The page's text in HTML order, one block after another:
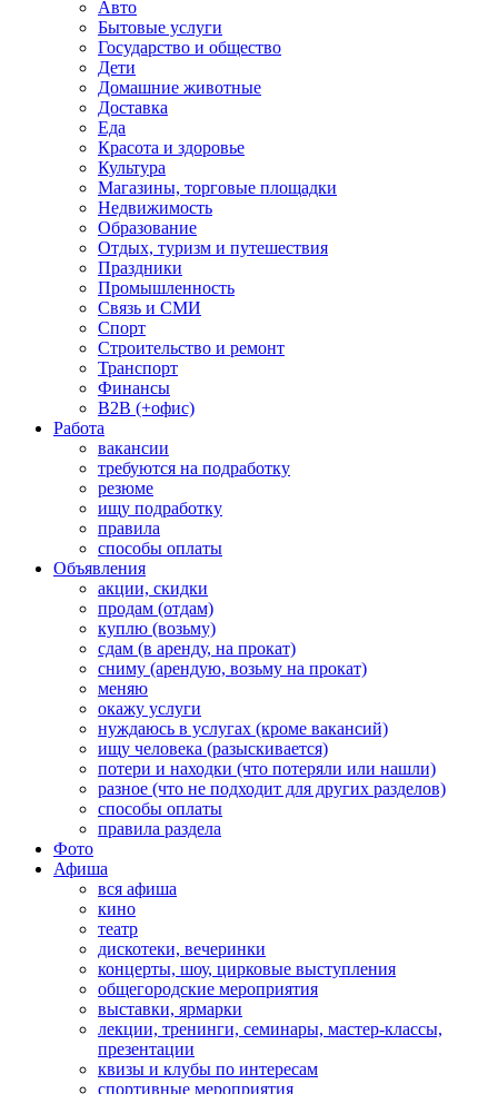
Авто
Бытовые услуги
Государство и общество
Дети
Домашние животные
Доставка
Еда
Красота и здоровье
Культура
Магазины, торговые площадки
Недвижимость
Образование
Отдых, туризм и путешествия
Праздники
Промышленность
Связь и СМИ
Спорт
Строительство и ремонт
Транспорт
Финансы
B2B (+офис)
Работа
вакансии
требуются на подработку
резюме
ищу подработку
правила
способы оплаты
Объявления
акции, скидки
продам (отдам)
куплю (возьму)
сдам (в аренду, на прокат)
сниму (арендую, возьму на прокат)
меняю
окажу услуги
нуждаюсь в услугах (кроме вакансий)
ищу человека (разыскивается)
потери и находки (что потеряли или нашли)
разное (что не подходит для других разделов)
способы оплаты
правила раздела
Фото
Афиша
вся афиша
кино
театр
дискотеки, вечеринки
концерты, шоу, цирковые выступления
общегородские мероприятия
выставки, ярмарки
лекции, тренинги, семинары, мастер-классы,
презентации
квизы и клубы по интересам
спортивные мероприятия